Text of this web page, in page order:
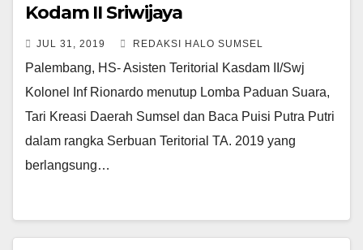
Kodam II Sriwijaya
JUL 31, 2019 REDAKSI HALO SUMSEL
Palembang, HS- Asisten Teritorial Kasdam II/Swj
Kolonel Inf Rionardo menutup Lomba Paduan Suara,
Tari Kreasi Daerah Sumsel dan Baca Puisi Putra Putri
dalam rangka Serbuan Teritorial TA. 2019 yang
berlangsung…